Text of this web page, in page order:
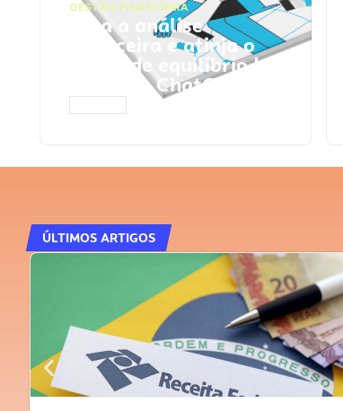
GESTÃO FINANCEIRA
Faça a análise
financeira e atinja o
ponto de equilíbrio |
Prompts ChatGPT
ÚLTIMOS ARTIGOS